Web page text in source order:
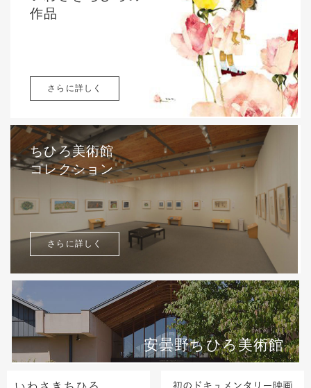
作品
さらに詳しく
ちひろ美術館
コレクション
さらに詳しく
安曇野ちひろ美術館